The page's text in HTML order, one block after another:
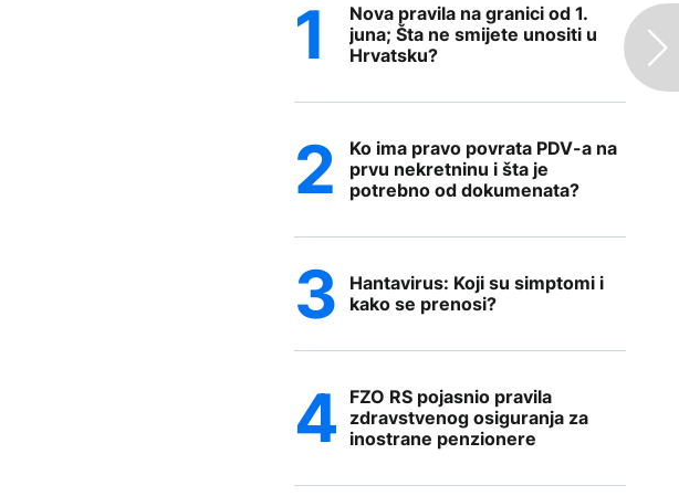
Nova pravila na granici od 1.
juna; Šta ne smijete unositi u
Hrvatsku?
Ko ima pravo povrata PDV-a na
prvu nekretninu i šta je
potrebno od dokumenata?
Hantavirus: Koji su simptomi i
kako se prenosi?
FZO RS pojasnio pravila
zdravstvenog osiguranja za
inostrane penzionere